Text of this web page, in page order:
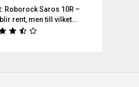
Roborock Saros 10R –
blir rent, men till vilket...